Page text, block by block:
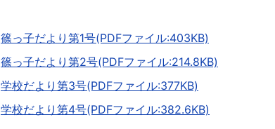
篠っ子だより第1号(PDFファイル:403KB)
篠っ子だより第2号(PDFファイル:214.8KB)
学校だより第3号(PDFファイル:377KB)
学校だより第4号(PDFファイル:382.6KB)